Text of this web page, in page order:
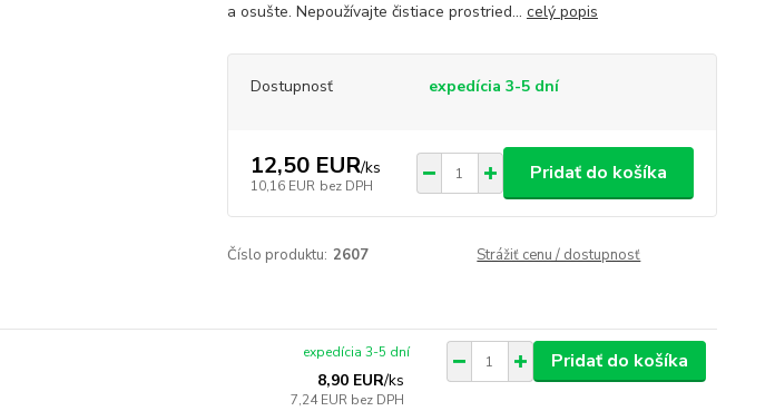
a osušte. Nepoužívajte čistiace prostried... celý popis
Dostupnosť expedícia 3-5 dní
12,50 EUR/ks
10,16 EUR bez DPH
Pridať do košíka
Číslo produktu: 2607 Strážiť cenu / dostupnosť
8,90 EUR/ks
7,24 EUR bez DPH
expedícia 3-5 dní Pridať do košíka